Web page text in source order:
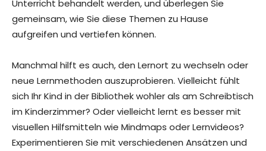
Unterricht behandelt werden, und überlegen Sie
gemeinsam, wie Sie diese Themen zu Hause
aufgreifen und vertiefen können.
Manchmal hilft es auch, den Lernort zu wechseln oder
neue Lernmethoden auszuprobieren. Vielleicht fühlt
sich Ihr Kind in der Bibliothek wohler als am Schreibtisch
im Kinderzimmer? Oder vielleicht lernt es besser mit
visuellen Hilfsmitteln wie Mindmaps oder Lernvideos?
Experimentieren Sie mit verschiedenen Ansätzen und